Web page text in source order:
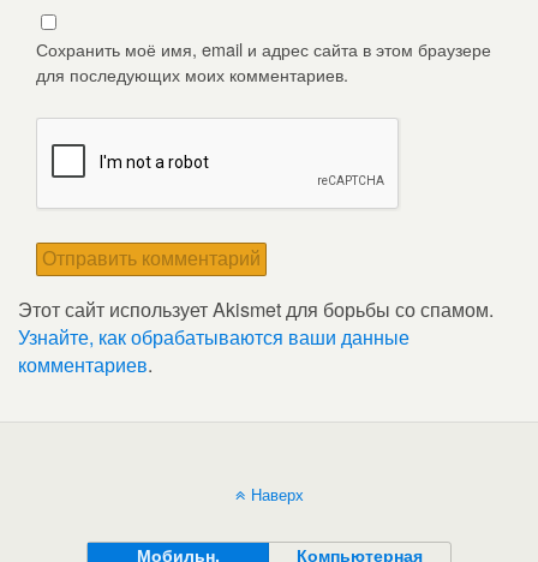
Сохранить моё имя, email и адрес сайта в этом браузере
для последующих моих комментариев.
Этот сайт использует Akismet для борьбы со спамом.
Узнайте, как обрабатываются ваши данные
комментариев.
Наверх
Мобильн. Компьютерная